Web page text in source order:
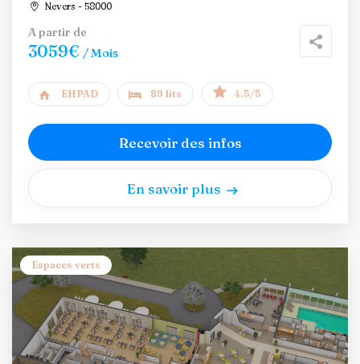
Nevers - 58000
A partir de
3059€ / Mois
EHPAD 89 lits 4.5/5
Recevoir des infos
En savoir plus
Espaces verts